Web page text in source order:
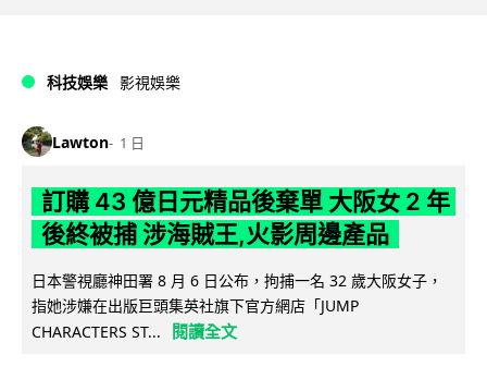
科技娛樂 影視娛樂
Lawton 1 日
訂購 43 億日元精品後棄單 大阪女 2 年
後終被捕 涉海賊王,火影周邊產品
日本警視廳神田署 8 月 6 日公布，拘捕一名 32 歲大阪女子，
指她涉嫌在出版巨頭集英社旗下官方網店「JUMP
CHARACTERS ST...
閱讀全文